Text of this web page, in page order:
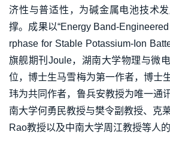
济性与普适性，为碱金属电池技术
撑。成果以“Energy Band-
rphase for Stable Potassium-Ion
旗舰期刊Joule，湖南大学物理与微
位，博士生马雪梅为第一作者，博士
玮为共同作者，鲁兵安教授为唯一通
南大学何勇民教授与樊令副教授、克
Rao教授以及中南大学周江教授等人的